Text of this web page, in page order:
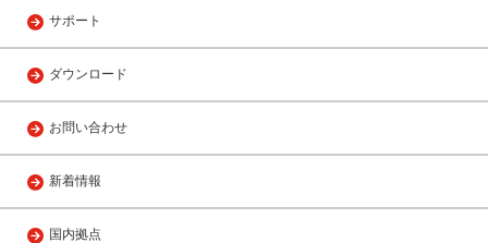
サポート
ダウンロード
お問い合わせ
新着情報
国内拠点